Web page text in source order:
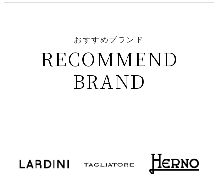
おすすめブランド
RECOMMEND
BRAND